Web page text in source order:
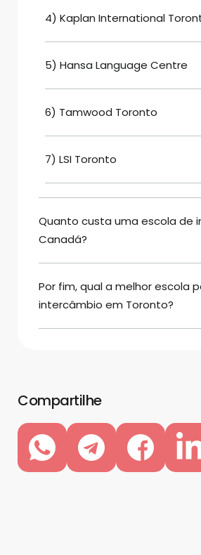
4) Kaplan International
5) Hansa Language Centre
6) Tamwood Toronto
7) LSI Toronto
Quanto custa uma escola de
Canadá?
Por fim, qual a melhor escola
intercâmbio em Toronto?
Compartilhe